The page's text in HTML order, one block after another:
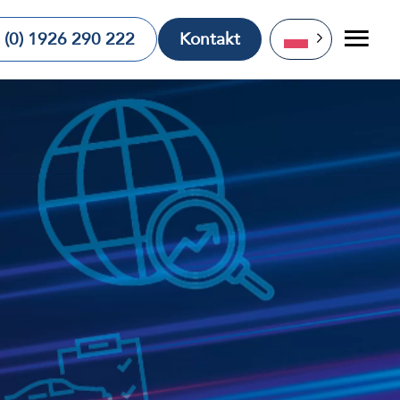
1926 290 222 Kontakt